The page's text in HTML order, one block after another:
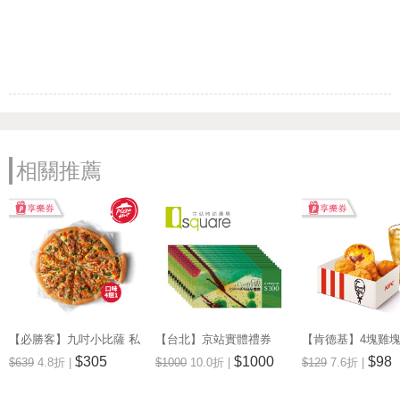
相關推薦
【必勝客】九吋小比薩 私
廚系列(口味4選1) 享樂券
$639 4.8折 | $305
【台北】京站實體禮券
1,000元
$1000 10.0折 | $1000
【肯德基】4塊雞
餐 享樂券
$129 7.6折 | $98